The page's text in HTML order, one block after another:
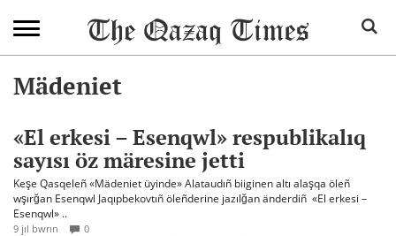
Mädeniet
«El erkesi – Esenqwl» respublikalıq
sayısı öz märesine jetti
Keşe Qasqeleñ «Mädeniet üyinde» Alataudıñ biiginen altı alaşqa öleñ
wşırğan Esenqwl Jaqıpbekovtıñ öleñderine jazılğan änderdiñ «El erkesi –
Esenqwl» ..
9 jıl bwrın 0